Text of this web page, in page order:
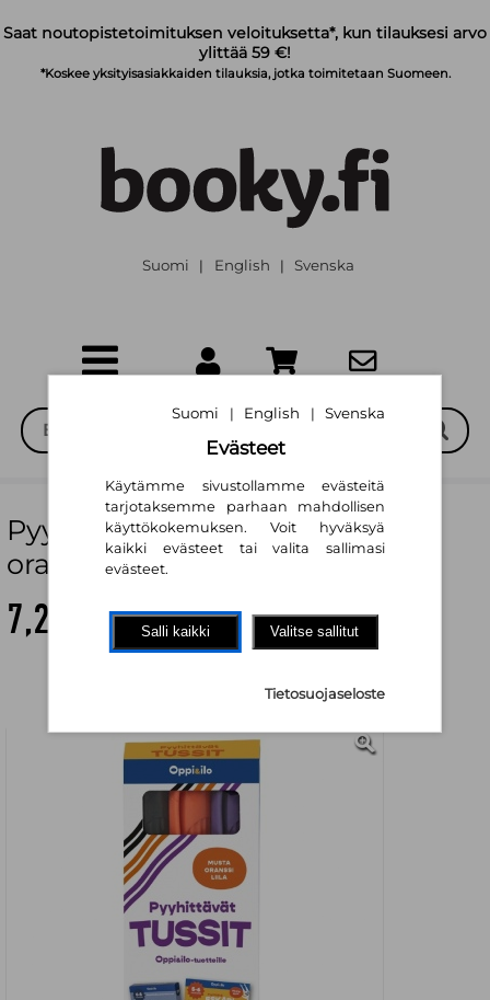
Saat noutopistetoimituksen veloituksetta*, kun tilauksesi arvo
ylittää 59 €!
*Koskee yksityisasiakkaiden tilauksia, jotka toimitetaan Suomeen.
Suomi | English | Svenska
Pyyhittävät tussit - musta,
oranssi, liila
7,20 €
Suomi | English | Svenska
Evästeet
Käytämme sivustollamme evästeitä
tarjotaksemme parhaan mahdollisen
käyttökokemuksen. Voit hyväksyä
kaikki evästeet tai valita sallimasi
evästeet.
Salli kaikki Valitse sallitut
Tietosuojaseloste